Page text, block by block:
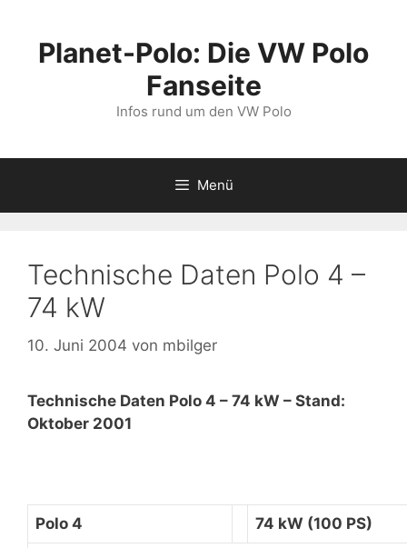
springenPlanet-Polo: Die VW Polo
Fanseite
Infos rund um den VW Polo
Menü
Technische Daten Polo 4 –
74 kW
10. Juni 2004 von mbilger
Technische Daten Polo 4 – 74 kW – Stand:
Oktober 2001
Polo 4 74 kW (100 PS)